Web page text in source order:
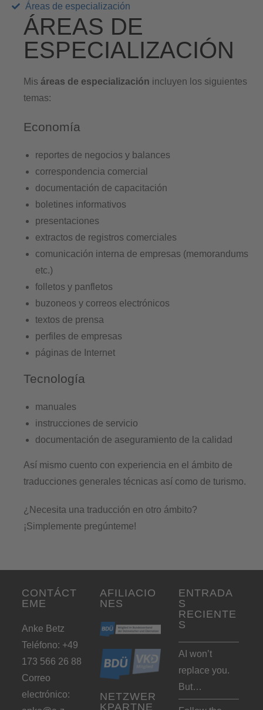
Áreas de especialización
ÁREAS DE
ESPECIALIZACIÓN
Mis áreas de especialización incluyen los siguientes
temas:
Economía
reportes de negocios y balances
correspondencia comercial
documentación de capacitación
boletines informativos
presentaciones
extractos de registros comerciales
comunicación interna de empresas (memorandums
etc.)
folletos y panfletos
buzoneos y correos electrónicos
textos de prensa
perfiles de empresas
páginas de Internet
Tecnología
manuales
instrucciones de servicio
documentación de aseguramiento de la calidad
Así mismo cuento con experiencia en el ámbito de
traducciones generales técnicas así como de turismo.
¿Necesita una traducción en otro ámbito?
¡Simplemente pregúnteme!
CONTÁCT
EME
Anke Betz
Teléfono: +49
173 566 26 88
Correo
electrónico:
AFILIACIO
NES
NETZWER
KPARTNE
ENTRADA
S
RECIENTE
S
AI won’t
replace you.
But…